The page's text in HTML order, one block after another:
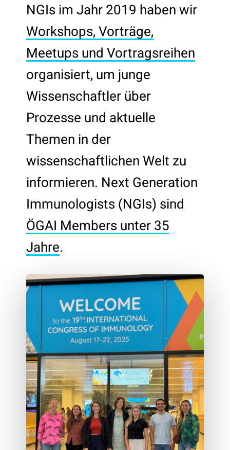
NGIs im Jahr 2019 haben wir
Workshops, Vorträge,
Meetups und Vortragsreihen
organisiert, um junge
Wissenschaftler über
Prozesse und aktuelle
Themen in der
wissenschaftlichen Welt zu
informieren. Next Generation
Immunologists (NGIs) sind
ÖGAI Members unter 35
Jahre.